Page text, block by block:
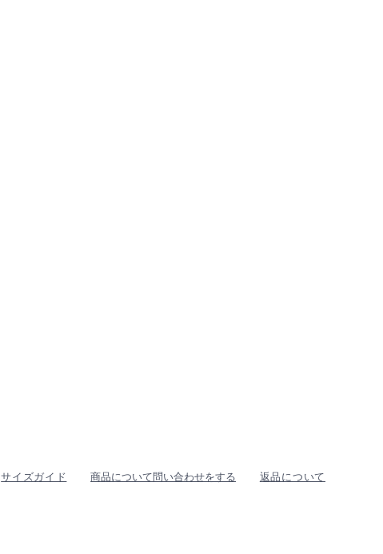
サイズガイド 商品について問い合わせをする 返品について